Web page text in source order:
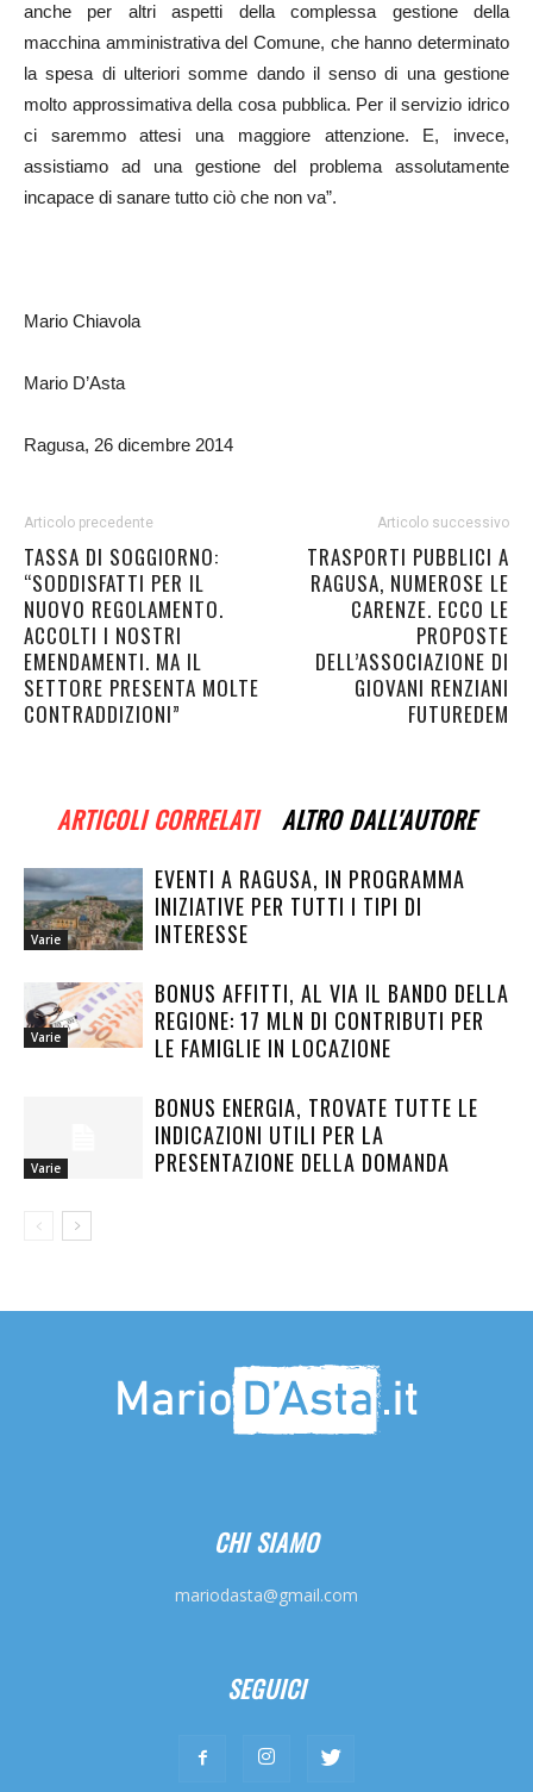
anche per altri aspetti della complessa gestione della
macchina amministrativa del Comune, che hanno determinato
la spesa di ulteriori somme dando il senso di una gestione
molto approssimativa della cosa pubblica. Per il servizio idrico
ci saremmo attesi una maggiore attenzione. E, invece,
assistiamo ad una gestione del problema assolutamente
incapace di sanare tutto ciò che non va”.
Mario Chiavola
Mario D’Asta
Ragusa, 26 dicembre 2014
Articolo precedente
TASSA DI SOGGIORNO:
“SODDISFATTI PER IL
NUOVO REGOLAMENTO.
ACCOLTI I NOSTRI
EMENDAMENTI. MA IL
SETTORE PRESENTA MOLTE
CONTRADDIZIONI”
Articolo successivo
TRASPORTI PUBBLICI A
RAGUSA, NUMEROSE LE
CARENZE. ECCO LE
PROPOSTE
DELL’ASSOCIAZIONE DI
GIOVANI RENZIANI
FUTUREDEM
ARTICOLI CORRELATI ALTRO DALL'AUTORE
Varie
EVENTI A RAGUSA, IN PROGRAMMA
INIZIATIVE PER TUTTI I TIPI DI
INTERESSE
Varie
BONUS AFFITTI, AL VIA IL BANDO DELLA
REGIONE: 17 MLN DI CONTRIBUTI PER
LE FAMIGLIE IN LOCAZIONE
Varie
BONUS ENERGIA, TROVATE TUTTE LE
INDICAZIONI UTILI PER LA
PRESENTAZIONE DELLA DOMANDA
CHI SIAMO
mariodasta@gmail.com
SEGUICI